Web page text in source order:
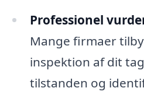
Professionel
Mange firmaer
inspektion af dit
tilstanden og